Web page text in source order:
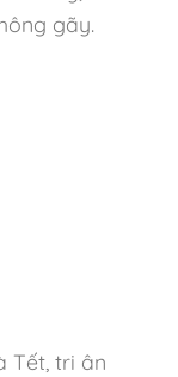
gãy.
Tết, tri ân